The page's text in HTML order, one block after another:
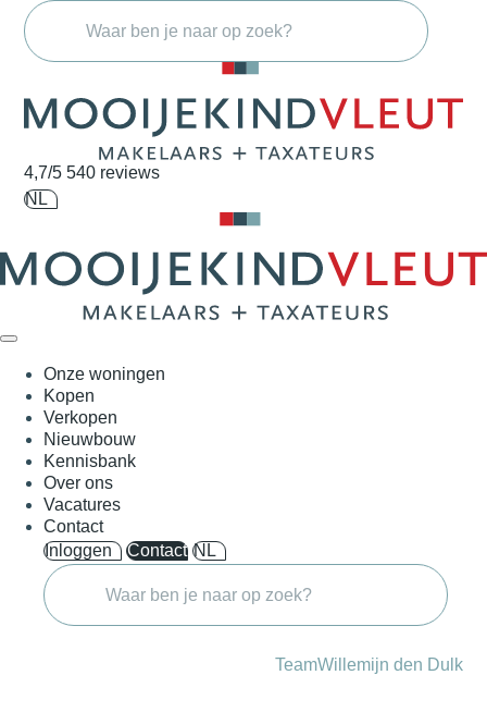
Navigatie overslaan
4,7/5 540 reviews
NL
Onze woningen
Kopen
Verkopen
Nieuwbouw
Kennisbank
Over ons
Vacatures
Contact
Inloggen
Contact NL
TeamWillemijn den Dulk